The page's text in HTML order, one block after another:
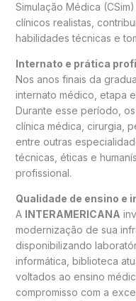
Simulação Médica
clínicos realistas,
habilidades técnicas e
Internato e prática
Nos anos finais da
internato médico, etapa
Durante esse período,
clínica médica, cirurgia,
entre outras
técnicas, éticas e
profissional.
Qualidade de ensino e
A INTERAMERICANA
modernização de sua
disponibilizando
informática, biblioteca
voltados ao ensino
compromisso com a